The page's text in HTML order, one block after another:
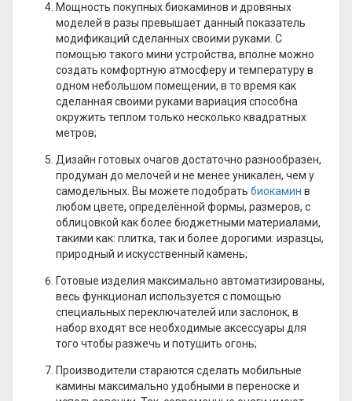
Мощность покупных биокаминов и дровяных
моделей в разы превышает данный показатель
модификаций сделанных своими руками. С
помощью такого мини устройства, вполне можно
создать комфортную атмосферу и температуру в
одном небольшом помещении, в то время как
сделанная своими руками вариация способна
окружить теплом только несколько квадратных
метров;
Дизайн готовых очагов достаточно разнообразен,
продуман до мелочей и не менее уникален, чем у
самодельных. Вы можете подобрать биокамин в
любом цвете, определённой формы, размеров, с
облицовкой как более бюджетными материалами,
такими как: плитка, так и более дорогими: изразцы,
природный и искусственный камень;
Готовые изделия максимально автоматизированы,
весь функционал используется с помощью
специальных переключателей или заслонок, в
набор входят все необходимые аксессуары для
того чтобы разжечь и потушить огонь;
Производители стараются сделать мобильные
камины максимально удобными в переноске и